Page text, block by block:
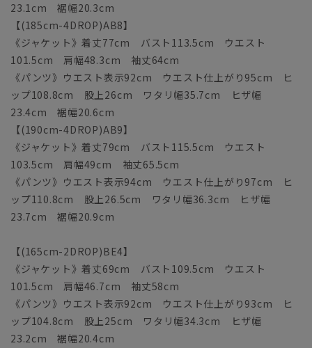
23.1cm 裾幅20.3cm
【(185cm-4DROP)AB8】
《ジャケット》着丈77cm バスト113.5cm ウエスト
101.5cm 肩幅48.3cm 袖丈64cm
《パンツ》ウエスト表示92cm ウエスト仕上がり95cm ヒ
ップ108.8cm 股上26cm ワタリ幅35.7cm ヒザ幅
23.4cm 裾幅20.6cm
【(190cm-4DROP)AB9】
《ジャケット》着丈79cm バスト115.5cm ウエスト
103.5cm 肩幅49cm 袖丈65.5cm
《パンツ》ウエスト表示94cm ウエスト仕上がり97cm ヒ
ップ110.8cm 股上26.5cm ワタリ幅36.3cm ヒザ幅
23.7cm 裾幅20.9cm
【(165cm-2DROP)BE4】
《ジャケット》着丈69cm バスト109.5cm ウエスト
101.5cm 肩幅46.7cm 袖丈58cm
《パンツ》ウエスト表示92cm ウエスト仕上がり93cm ヒ
ップ104.8cm 股上25cm ワタリ幅34.3cm ヒザ幅
23.2cm 裾幅20.4cm